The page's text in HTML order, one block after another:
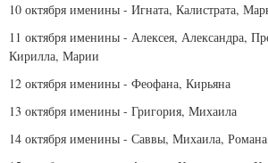
10 октября именины - Игната, Калистрата,
11 октября именины - Алексея, Александра,
Кирилла, Марии
12 октября именины - Феофана, Кирьяна
13 октября именины - Григория, Михаила
14 октября именины - Саввы, Михаила,